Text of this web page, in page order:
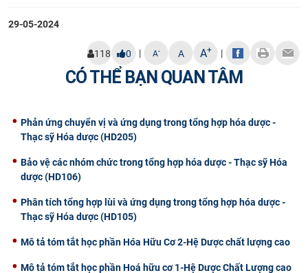
29-05-2024
118 0 | A- A A+ |
CÓ THỂ BẠN QUAN TÂM
Phản ứng chuyển vị và ứng dụng trong tổng hợp hóa dược -
Thạc sỹ Hóa dược (HD205)
Bảo vệ các nhóm chức trong tổng hợp hóa dược - Thạc sỹ Hóa
dược (HD106)
Phân tích tổng hợp lùi và ứng dụng trong tổng hợp hóa dược -
Thạc sỹ Hóa dược (HD105)
Mô tả tóm tắt học phần Hóa Hữu Cơ 2-Hệ Dược chất lượng cao
Mô tả tóm tắt học phần Hoá hữu cơ 1-Hệ Dược Chất Lượng cao